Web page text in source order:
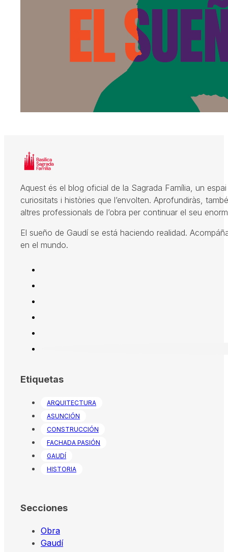
Aquest és el blog oficial de la Sagrada Família, un
curiositats i històries que l’envolten. Aprofundiràs,
altres professionals de l’obra per continuar el seu
El sueño de Gaudí se está haciendo realidad.
en el mundo.
Etiquetas
ARQUITECTURA
ASUNCIÓN
CONSTRUCCIÓN
FACHADA PASIÓN
GAUDÍ
HISTORIA
Secciones
Obra
Gaudí